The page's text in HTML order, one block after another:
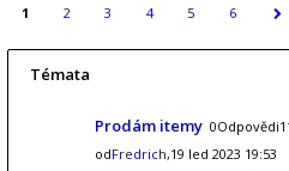
1 2 3 4 5 6
Témata
Prodám itemy
odFredrich,19 led 2023 19:53